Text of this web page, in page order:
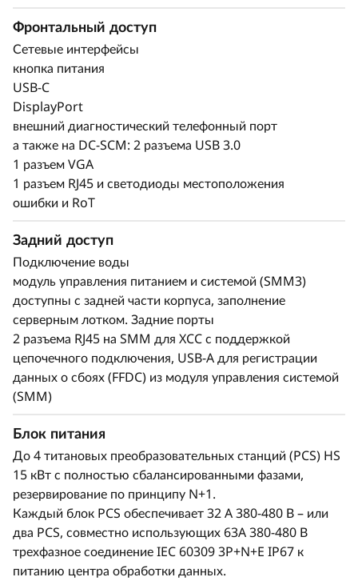
Фронтальный доступ
Сетевые интерфейсы
кнопка питания
USB-C
DisplayPort
внешний диагностический телефонный порт
а также на DC-SCM: 2 разъема USB 3.0
1 разъем VGA
1 разъем RJ45 и светодиоды местоположения
ошибки и RoT
Задний доступ
Подключение воды
модуль управления питанием и системой (SMM3)
доступны с задней части корпуса, заполнение
серверным лотком. Задние порты
2 разъема RJ45 на SMM для XCC с поддержкой
цепочечного подключения, USB-A для регистрации
данных о сбоях (FFDC) из модуля управления системой
(SMM)
Блок питания
До 4 титановых преобразовательных станций (PCS) HS
15 кВт с полностью сбалансированными фазами,
резервирование по принципу N+1.
Каждый блок PCS обеспечивает 32 A 380-480 В – или
два PCS, совместно использующих 63A 380-480 В
трехфазное соединение IEC 60309 3P+N+E IP67 к
питанию центра обработки данных.